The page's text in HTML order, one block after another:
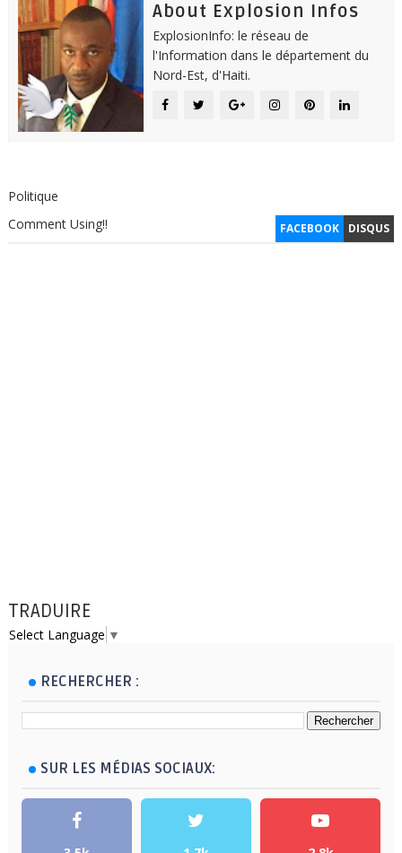
About Explosion Infos
ExplosionInfo: le réseau de
l'Information dans le département du
Nord-Est, d'Haiti.
Politique
FACEBOOK DISQUS
Comment Using!!
TRADUIRE
Select Language ▼
RECHERCHER :
SUR LES MÉDIAS SOCIAUX: